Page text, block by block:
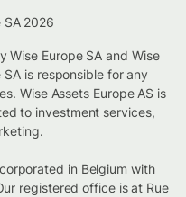
2026
Wise Europe SA and Wise
SA is responsible for any
Wise Assets Europe AS is
to investment services,
in Belgium with
registered office is at Rue